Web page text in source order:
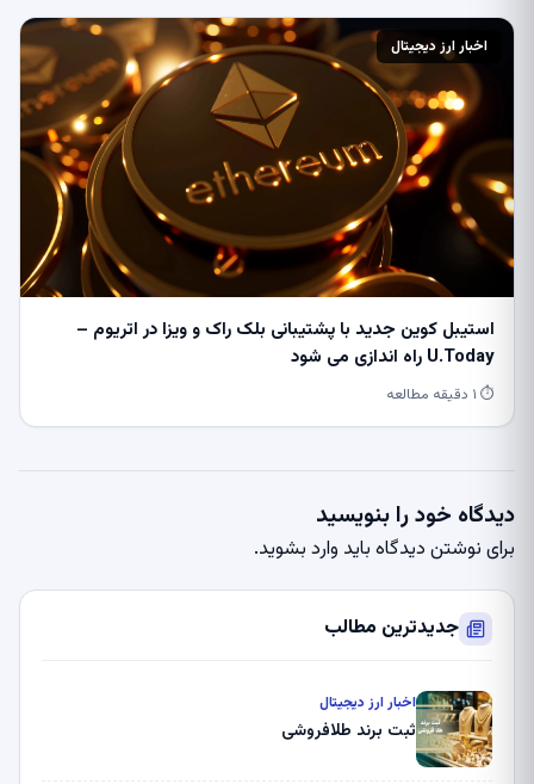
اخبار ارز دیجیتال
استیبل کوین جدید با پشتیبانی بلک راک و ویزا در اتریوم –
U.Today راه اندازی می شود
⏱ ۱ دقیقه مطالعه
دیدگاه خود را بنویسید
برای نوشتن دیدگاه باید وارد بشوید.
جدیدترین مطالب
اخبار ارز دیجیتال
ثبت برند طلافروشی